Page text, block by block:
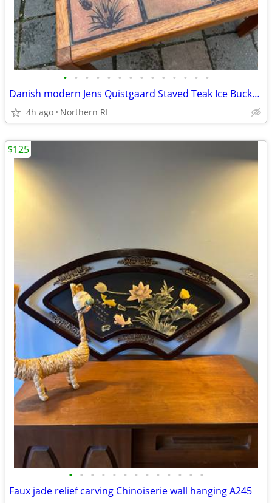
• • • • • • • • • • • • • •
Danish modern Jens Quistgaard Staved Teak Ice Bucket Dansk A457
4h ago Northern RI
• • • • • • • • • • • • •
Faux jade relief carving Chinoiserie wall hanging A245
$125